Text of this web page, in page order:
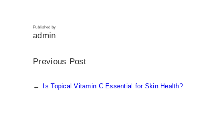
Published by
admin
Previous Post
← Is Topical Vitamin C Essential for Skin Health?